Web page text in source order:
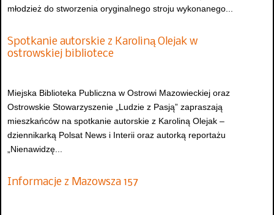
młodzież do stworzenia oryginalnego stroju wykonanego...
Spotkanie autorskie z Karoliną Olejak w
ostrowskiej bibliotece
Miejska Biblioteka Publiczna w Ostrowi Mazowieckiej oraz
Ostrowskie Stowarzyszenie „Ludzie z Pasją” zapraszają
mieszkańców na spotkanie autorskie z Karoliną Olejak –
dziennikarką Polsat News i Interii oraz autorką reportażu
„Nienawidzę...
Informacje z Mazowsza 157